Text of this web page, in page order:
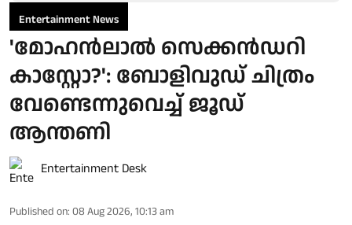
Entertainment News
'മോഹൻലാൽ സെക്കൻഡറി
കാസ്റ്റോ?': ബോളിവുഡ് ചിത്രം
വേണ്ടെന്നുവെച്ച് ജൂഡ്
ആന്തണി
Entertainment Desk
Published on: 08 Aug 2026, 10:13 am